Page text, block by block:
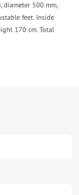
diameter 500 mm,
feet. Inside
170 cm. Total